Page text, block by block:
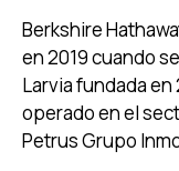
Berkshire
en 2019 cuando
Larvia fundada en
operado en el
Petrus Grupo